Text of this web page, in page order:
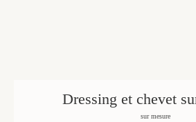
Dressing et chevet
sur mesure